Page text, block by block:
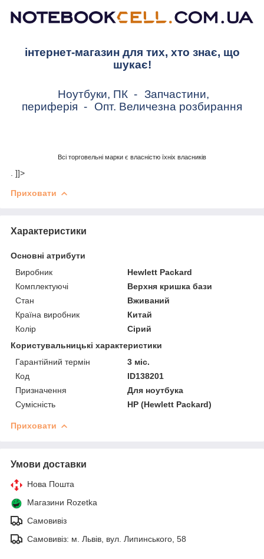
інтернет-магазин для тих, хто знає, що
шукає!
Ноутбуки, ПК - Запчастини,
периферія - Опт. Величезна розбирання
Всі торговельні марки є власністю їхніх власників
. ]]>
Приховати
Характеристики
Основні атрибути
Виробник
Hewlett Packard
Комплектуючі
Верхня кришка бази
Стан
Вживаний
Країна виробник
Китай
Колір
Сірий
Користувальницькі характеристики
Гарантійний термін
3 міс.
Код
ID138201
Призначення
Для ноутбука
Сумісність
HP (Hewlett Packard)
Приховати
Умови доставки
Нова Пошта
Магазини Rozetka
Самовивіз
Самовивіз: м. Львів, вул. Липинського, 58